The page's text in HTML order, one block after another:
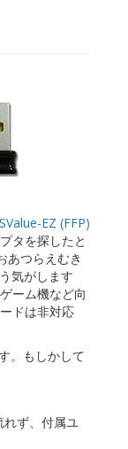
EZ (FFP)
タを探したと
あつらえむき
気がします
ーム機など向
ドは非対応
。もしかして
ず、付属ユ